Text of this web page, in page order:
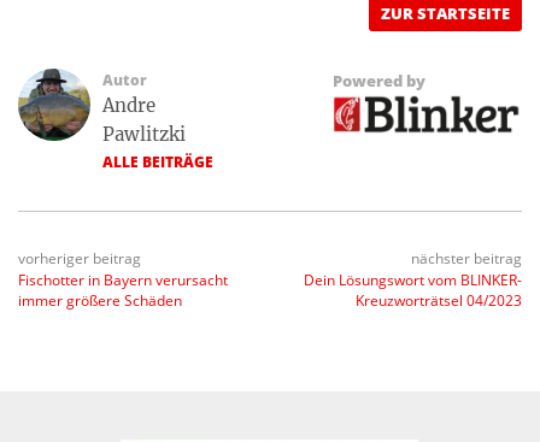
ZUR STARTSEITE
Autor
Andre
Pawlitzki
ALLE BEITRÄGE
Powered by
vorheriger beitrag
Fischotter in Bayern verursacht
immer größere Schäden
nächster beitrag
Dein Lösungswort vom BLINKER-
Kreuzworträtsel 04/2023